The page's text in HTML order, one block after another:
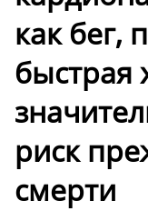
как бег,
быстрая
риск
смерти